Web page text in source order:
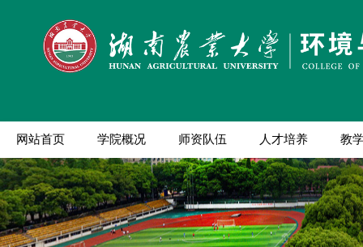
网站首页 学院概况 师资队伍 人才培养 教